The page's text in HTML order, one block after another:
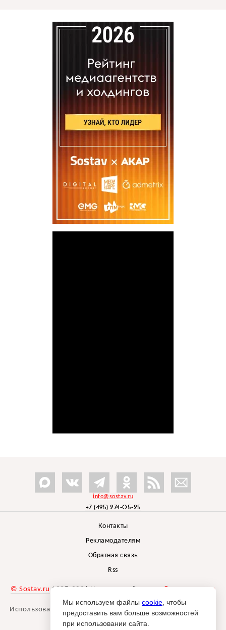
info@sostav.ru
+7 (495) 274-05-25
Контакты
Рекламодателям
Обратная связь
Rss
© Sostav.ru 1998-2026 Независимый проектбрендингового
агентства Depot
Использование материалов Sostav.ru допустимо только при
указании источника.
Мы используем файлы cookie , чтобы
предоставить вам больше возможностей
при использовании сайта.